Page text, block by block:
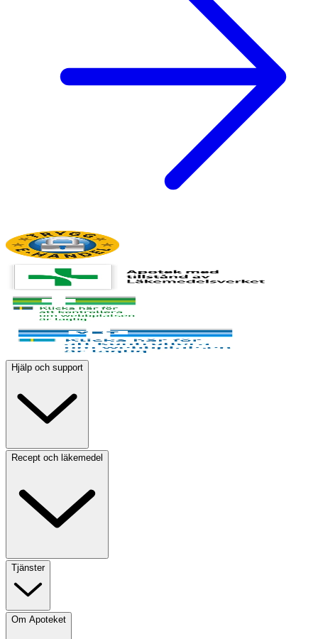
Hjälp och support
Recept och läkemedel
Tjänster
Om Apoteket